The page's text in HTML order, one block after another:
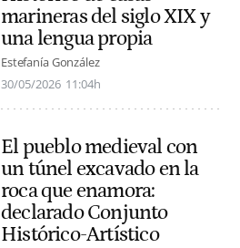
marineras del siglo XIX y
una lengua propia
Estefanía González
30/05/2026 11:04h
El pueblo medieval con
un túnel excavado en la
roca que enamora:
declarado Conjunto
Histórico-Artístico